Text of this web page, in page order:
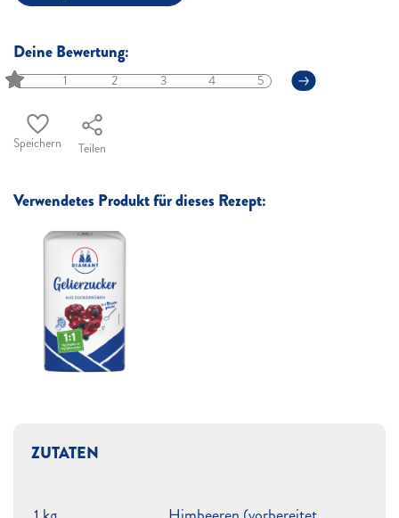
Deine Bewertung:
1 2 3 4 5
Speichern Teilen
Verwendetes Produkt für dieses Rezept:
ZUTATEN